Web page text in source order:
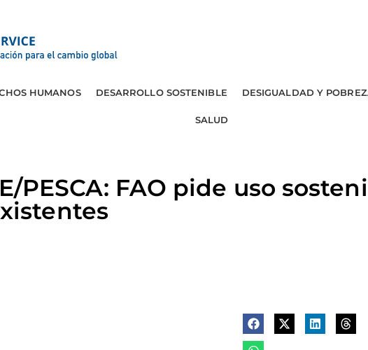
HUMANOS DESARROLLO SOSTENIBLE DESIGUALDAD Y
SALUD
PESCA: FAO pide uso